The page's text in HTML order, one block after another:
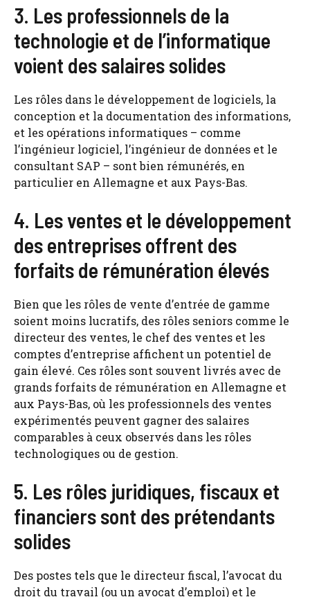
3. Les professionnels de la
technologie et de l’informatique
voient des salaires solides
Les rôles dans le développement de logiciels, la
conception et la documentation des informations,
et les opérations informatiques – comme
l’ingénieur logiciel, l’ingénieur de données et le
consultant SAP – sont bien rémunérés, en
particulier en Allemagne et aux Pays-Bas.
4. Les ventes et le développement
des entreprises offrent des
forfaits de rémunération élevés
Bien que les rôles de vente d’entrée de gamme
soient moins lucratifs, des rôles seniors comme le
directeur des ventes, le chef des ventes et les
comptes d’entreprise affichent un potentiel de
gain élevé. Ces rôles sont souvent livrés avec de
grands forfaits de rémunération en Allemagne et
aux Pays-Bas, où les professionnels des ventes
expérimentés peuvent gagner des salaires
comparables à ceux observés dans les rôles
technologiques ou de gestion.
5. Les rôles juridiques, fiscaux et
financiers sont des prétendants
solides
Des postes tels que le directeur fiscal, l’avocat du
droit du travail (ou un avocat d’emploi) et le